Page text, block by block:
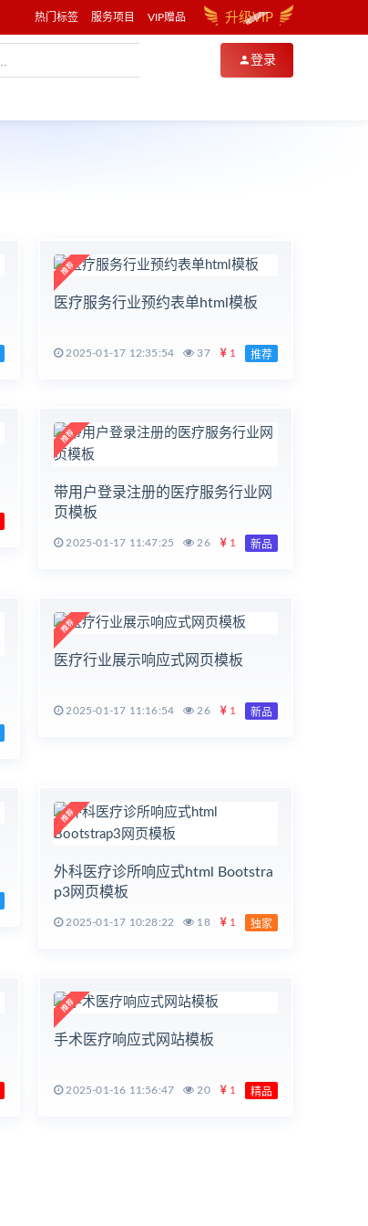
热门标签 服务项目 VIP赠品 升级VIP
登录
医疗服务行业预约表单html模板
2025-01-17 12:35:54 37 1 推荐
带用户登录注册的医疗服务行业网
页模板
2025-01-17 11:47:25 26 1 新品
医疗行业展示响应式网页模板
2025-01-17 11:16:54 26 1 新品
外科医疗诊所响应式html Bootstra
p3网页模板
2025-01-17 10:28:22 18 1 独家
手术医疗响应式网站模板
2025-01-16 11:56:47 20 1 精品